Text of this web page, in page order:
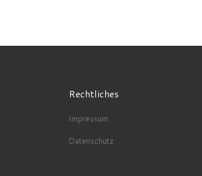
Rechtliches
Impressum
Datenschutz